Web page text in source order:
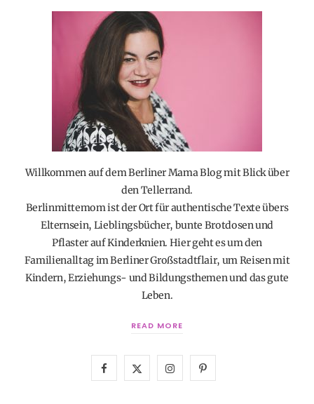
Willkommen auf dem Berliner Mama Blog mit Blick über
den Tellerrand.
Berlinmittemom ist der Ort für authentische Texte übers
Elternsein, Lieblingsbücher, bunte Brotdosen und
Pflaster auf Kinderknien. Hier geht es um den
Familienalltag im Berliner Großstadtflair, um Reisen mit
Kindern, Erziehungs- und Bildungsthemen und das gute
Leben.
READ MORE
I
P